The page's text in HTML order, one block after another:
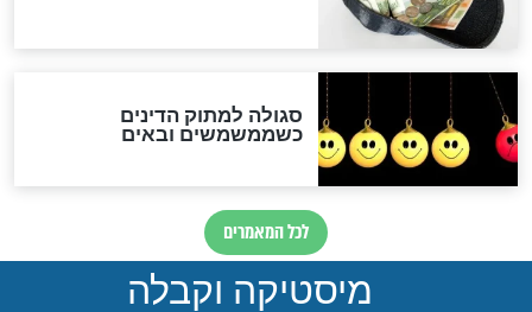
האם אפשר לחשב את הקץ?
מה יהיה בימות המשיח?